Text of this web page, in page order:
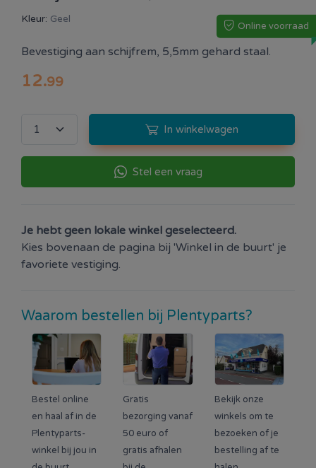
Kleur: Geel
Online voorraad
Bevestiging aan schijfrem, 5,5mm gehard staal.
12.99
In winkelwagen
Stel een vraag
Je hebt geen lokale winkel geselecteerd.
Kies bovenaan de pagina bij 'Winkel in de buurt' je
favoriete vestiging.
Waarom bestellen bij Plentyparts?
Bestel online
en haal af in de
Plentyparts-
winkel bij jou in
Gratis
bezorging vanaf
50 euro of
gratis afhalen
Bekijk onze
winkels om te
bezoeken of je
bestelling af te